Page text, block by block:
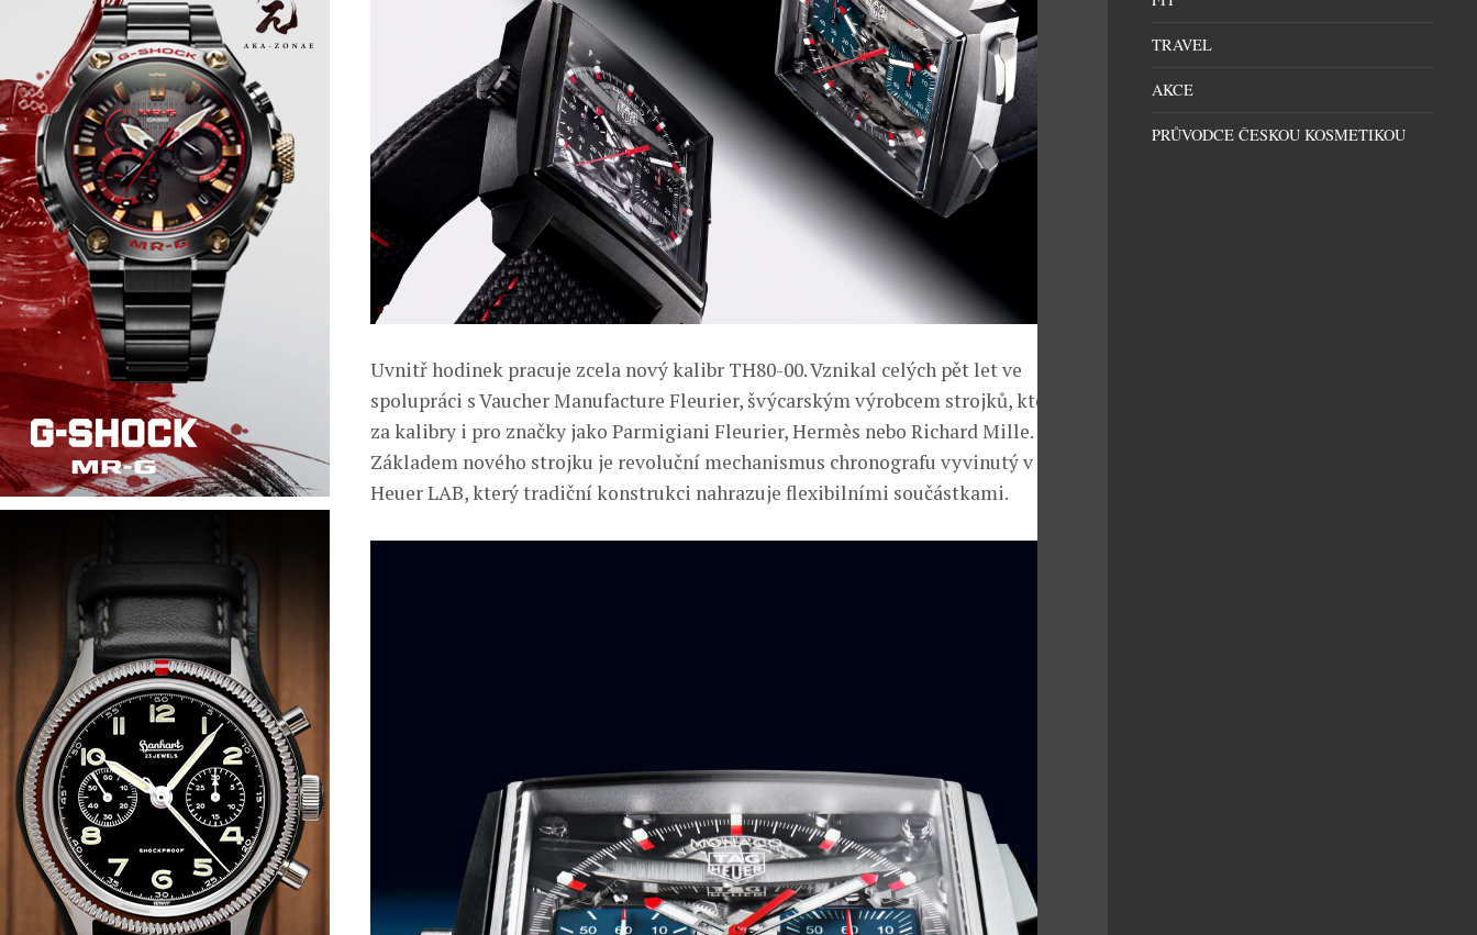
Uvnitř hodinek pracuje zcela nový kalibr TH80-00. Vznikal celých pět let ve
spolupráci s Vaucher Manufacture Fleurier, švýcarským výrobcem strojků, který stojí
za kalibry i pro značky jako Parmigiani Fleurier, Hermès nebo Richard Mille.
Základem nového strojku je revoluční mechanismus chronografu vyvinutý v TAG
Heuer LAB, který tradiční konstrukci nahrazuje flexibilními součástkami.
TRAVEL
AKCE
PRŮVODCE ČESKOU KOSMETIKOU